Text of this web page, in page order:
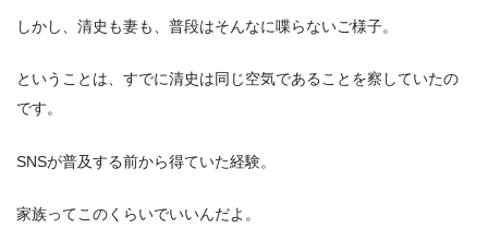
しかし、清史も妻も、普段はそんなに喋らないご様子。
ということは、すでに清史は同じ空気であることを察していたの
です。
SNSが普及する前から得ていた経験。
家族ってこのくらいでいいんだよ。